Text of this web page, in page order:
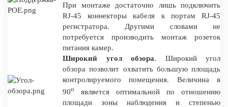
При монтаже достаточно лишь подключить
RJ-45 коннекторы кабеля к портам RJ-45
регистратора. Другими словами не
потребуется производить монтаж розеток
питания камер.
Широкий угол обзора. Широкий угол
обзора позволит охватить большую площадь
контролируемого помещения. Величина в
90о
является оптимальной по отношению
площади зоны наблюдения и степенью